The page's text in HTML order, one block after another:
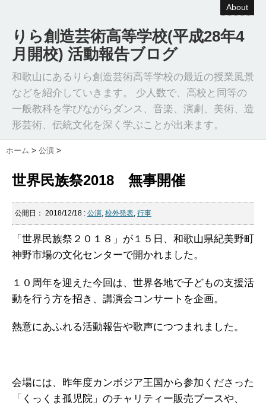
About
りら創造芸術高等学校(平成28年4
月開校) 活動報告ブログ
和歌山にあるりら創造芸術高等学校の最近の授業風景
などを紹介していきます。 少人数で、高校と同等の
一般教科を学びながらダンス、音楽、演劇、美術、造
形芸術、伝統文化を深く学ぶことが出来ます。
ホーム > 公演 >
世界民族祭2018 無事開催
公開日： 2018/12/18 : 公演, 校外発表, 行事
「世界民族祭２０１８」が１５日、和歌山県紀美野町
神野市場の文化センターで開かれました。
１０周年を迎えた今回は、世界各地で子どもの支援活
動を行う方を招き、講演会コンサートを企画。
熱意にあふれる活動報告や歌声につつまれました。
会場には、昨年度カンボジア王国から参加くださった
「くっくま孤児院」のチャリティー販売ブースや、